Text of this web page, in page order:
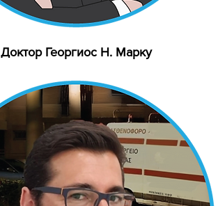
Доктор Георгиос Н. Марку